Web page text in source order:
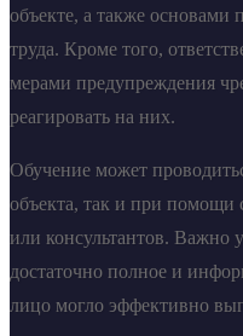
объекте, а также основами
труда. Кроме того,
мерами предупреждения
реагировать на них.
Обучение может
объекта, так и при помощи
или консультантов. Важно
достаточно полное и
лицо могло эффективно